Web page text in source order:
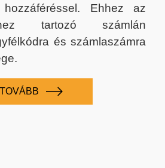
Ehhez az
tartozó számlán
és számlaszámra
TOVÁBB